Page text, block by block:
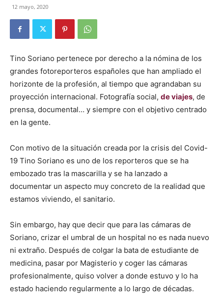
12 mayo, 2020
Tino Soriano pertenece por derecho a la nómina de los
grandes fotoreporteros españoles que han ampliado el
horizonte de la profesión, al tiempo que agrandaban su
proyección internacional. Fotografía social, de viajes, de
prensa, documental… y siempre con el objetivo centrado
en la gente.
Con motivo de la situación creada por la crisis del Covid-
19 Tino Soriano es uno de los reporteros que se ha
embozado tras la mascarilla y se ha lanzado a
documentar un aspecto muy concreto de la realidad que
estamos viviendo, el sanitario.
Sin embargo, hay que decir que para las cámaras de
Soriano, crizar el umbral de un hospital no es nada nuevo
ni extraño. Después de colgar la bata de estudiante de
medicina, pasar por Magisterio y coger las cámaras
profesionalmente, quiso volver a donde estuvo y lo ha
estado haciendo regularmente a lo largo de décadas.